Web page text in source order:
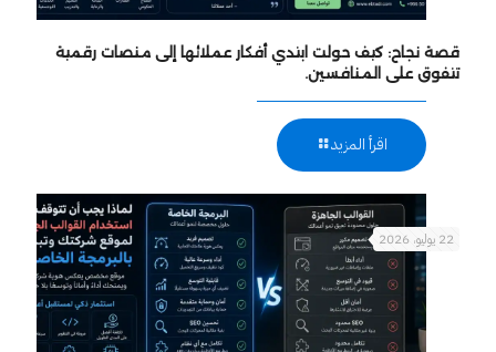
قصة نجاح: كيف حولت ابتدي أفكار عملائها إلى منصات رقمية
تتفوق على المنافسين.
اقرأ المزيد
22 يوليو، 2026